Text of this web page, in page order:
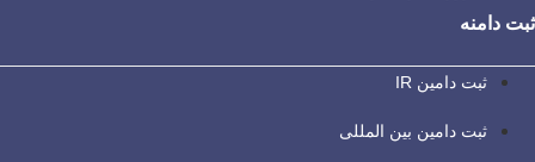
ثبت دامنه
ثبت دامین IR
ثبت دامین بین المللی